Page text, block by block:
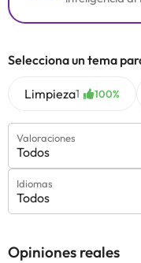
Selecciona un tema
Limpieza1 100%
Valoraciones
Todos
Idiomas
Todos
Opiniones reales